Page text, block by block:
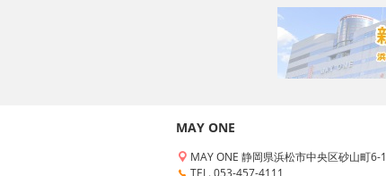
MAY ONE
MAY ONE 静岡県浜松市中央区砂山町6-1
TEL. 053-457-4111